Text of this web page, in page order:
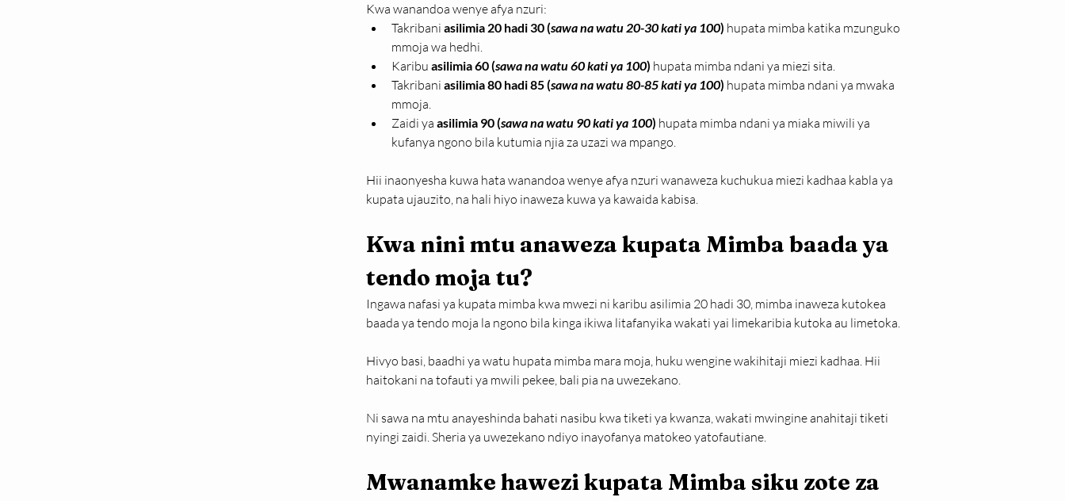
Kwa wanandoa wenye afya nzuri:
Takribani asilimia 20 hadi 30 (sawa na watu 20-30 kati ya 100) hupata mimba katika mzunguko
mmoja wa hedhi.
Karibu asilimia 60 (sawa na watu 60 kati ya 100) hupata mimba ndani ya miezi sita.
Takribani asilimia 80 hadi 85(sawa na watu 80-85 kati ya 100) hupata mimba ndani ya mwaka
mmoja.
Zaidi ya asilimia 90 (sawa na watu 90 kati ya 100) hupata mimba ndani ya miaka miwili ya
kufanya ngono bila kutumia njia za uzazi wa mpango.
Hii inaonyesha kuwa hata wanandoa wenye afya nzuri wanaweza kuchukua miezi kadhaa kabla ya
kupata ujauzito, na hali hiyo inaweza kuwa ya kawaida kabisa.
Kwa nini mtu anaweza kupata Mimba baada ya
tendo moja tu?
Ingawa nafasi ya kupata mimba kwa mwezi ni karibu asilimia 20 hadi 30, mimba inaweza kutokea
baada ya tendo moja la ngono bila kinga ikiwa litafanyika wakati yai limekaribia kutoka au limetoka.
Hivyo basi, baadhi ya watu hupata mimba mara moja, huku wengine wakihitaji miezi kadhaa. Hii
haitokani na tofauti ya mwili pekee, bali pia na uwezekano.
Ni sawa na mtu anayeshinda bahati nasibu kwa tiketi ya kwanza, wakati mwingine anahitaji tiketi
nyingi zaidi. Sheria ya uwezekano ndiyo inayofanya matokeo yatofautiane.
Mwanamke hawezi kupata Mimba siku zote za